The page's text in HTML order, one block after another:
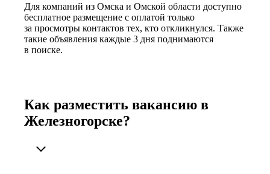
Для компаний из Омска и Омской области доступно
бесплатное размещение с оплатой только
за просмотры контактов тех, кто откликнулся. Также
такие объявления каждые 3 дня поднимаются
в поиске.
Как разместить вакансию в
Железногорске?